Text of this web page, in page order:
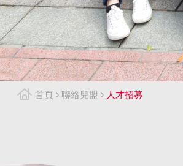
首頁 聯絡兒盟 人才招募